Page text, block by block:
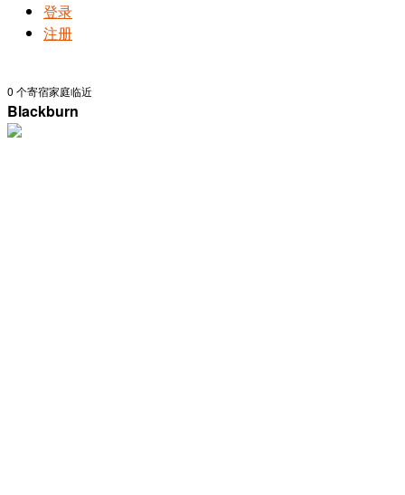
登录
注册
0 个寄宿家庭临近
Blackburn